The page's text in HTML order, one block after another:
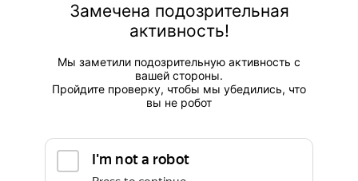
Замечена подозрительная
активность!
Мы заметили подозрительную активность с
вашей стороны.
Пройдите проверку, чтобы мы убедились, что
вы не робот